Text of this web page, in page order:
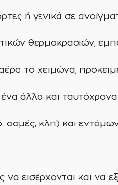
ποσότητα
ή γενικά σε
θερμοκρασιών,
το χειμώνα,
άλλο και ταυτόχρονα
οσμές, κλπ) και
εισέρχονται και να